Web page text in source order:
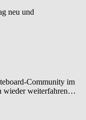
neu und
Community im
wieder weiterfahren…